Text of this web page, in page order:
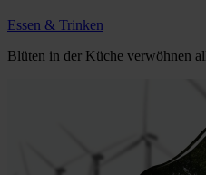
Essen & Trinken
Blüten in der Küche verwöhnen